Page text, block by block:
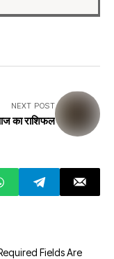
NEXT POST
का राशिफल
Fields Are